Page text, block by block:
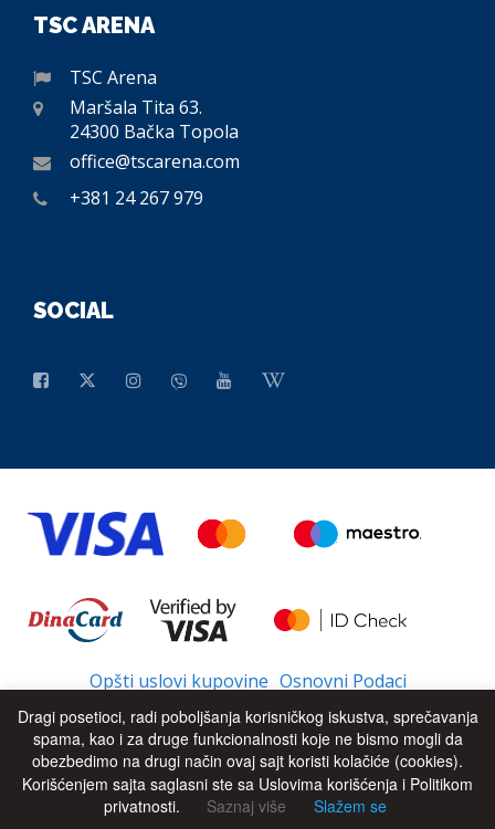
TSC ARENA
TSC Arena
Maršala Tita 63.
24300 Bačka Topola
office@tscarena.com
+381 24 267 979
SOCIAL
Opšti uslovi kupovine Osnovni Podaci
© 2026 - All Rights Reserved UP
Dragi posetioci, radi poboljšanja korisničkog iskustva, sprečavanja
spama, kao i za druge funkcionalnosti koje ne bismo mogli da
obezbedimo na drugi način ovaj sajt koristi kolačiće (cookies).
Korišćenjem sajta saglasni ste sa Uslovima korišćenja i Politikom
privatnosti.
Saznaj više Slažem se